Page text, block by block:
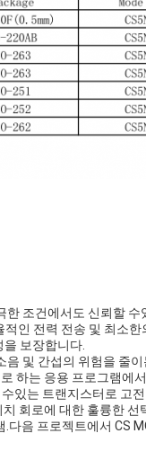
한 조건에서도 신뢰할
인 전력 전송 및 최소
을 보장합니다.
및 간섭의 위험을 줄
하는 응용 프로그램에
있는 트랜지스터로 고
회로에 대한 훌륭한
다음 프로젝트에서 CS